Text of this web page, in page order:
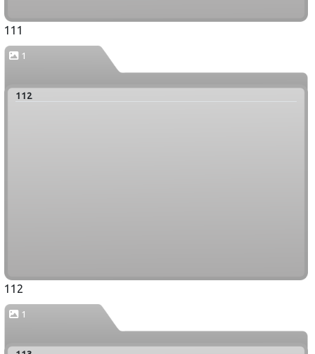
111
1
112
112
1